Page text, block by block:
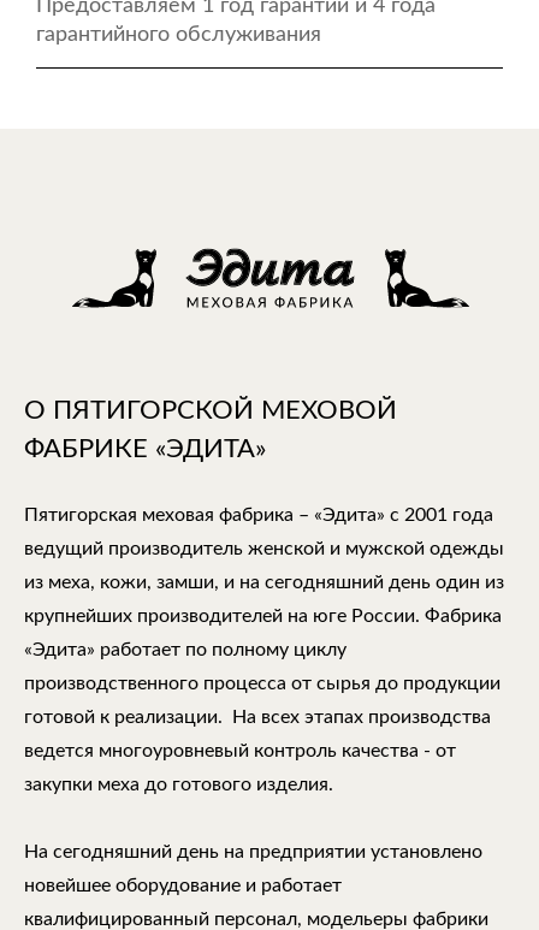
Предоставляем 1 год гарантии и 4 года
гарантийного обслуживания
О ПЯТИГОРСКОЙ МЕХОВОЙ
ФАБРИКЕ «ЭДИТА»
Пятигорская меховая фабрика – «Эдита» с 2001 года
ведущий производитель женской и мужской одежды
из меха, кожи, замши, и на сегодняшний день один из
крупнейших производителей на юге России. Фабрика
«Эдита» работает по полному циклу
производственного процесса от сырья до продукции
готовой к реализации. На всех этапах производства
ведется многоуровневый контроль качества - от
закупки меха до готового изделия.
На сегодняшний день на предприятии установлено
новейшее оборудование и работает
квалифицированный персонал, модельеры фабрики